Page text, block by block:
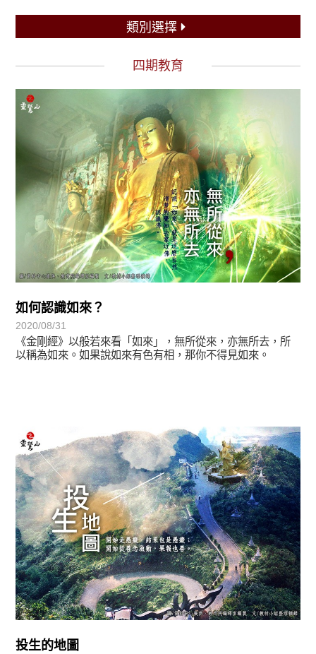
四期教育
如何認識如來？
2020/08/31
《金剛經》以般若來看「如來」，無所從來，亦無所去，所
以稱為如來。如果說如來有色有相，那你不得見如來。
投生的地圖
覺有情-法華期
類別選擇